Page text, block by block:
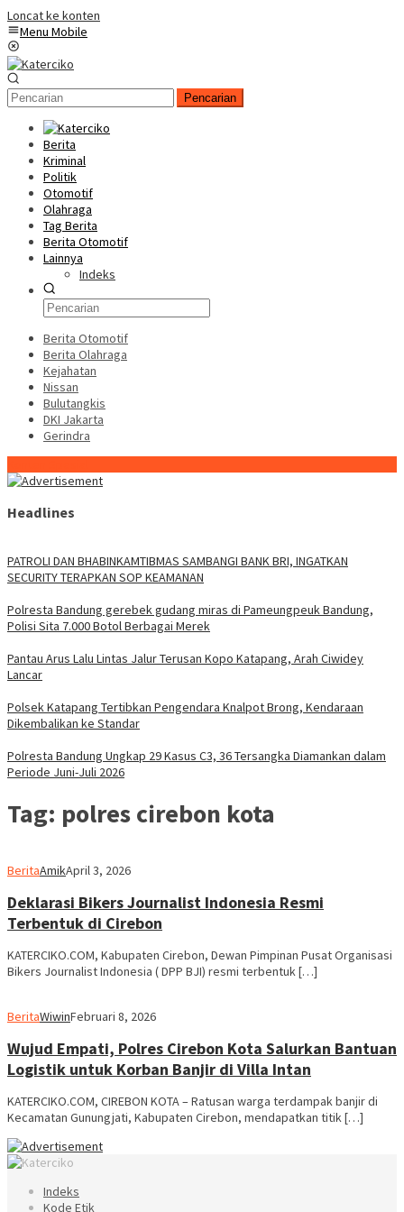
Loncat ke konten
Menu Mobile
Pencarian
Berita
Kriminal
Politik
Otomotif
Olahraga
Tag Berita
Berita Otomotif
Lainnya
Indeks
Berita Otomotif
Berita Olahraga
Kejahatan
Nissan
Bulutangkis
DKI Jakarta
Gerindra
Headlines
‎PATROLI DAN BHABINKAMTIBMAS SAMBANGI BANK BRI, INGATKAN
SECURITY TERAPKAN SOP KEAMANAN
Polresta Bandung gerebek gudang miras di Pameungpeuk Bandung,
Polisi Sita 7.000 Botol Berbagai Merek
Pantau Arus Lalu Lintas Jalur Terusan Kopo Katapang, Arah Ciwidey
Lancar
Polsek Katapang Tertibkan Pengendara Knalpot Brong, Kendaraan
Dikembalikan ke Standar
Polresta Bandung Ungkap 29 Kasus C3, 36 Tersangka Diamankan dalam
Periode Juni-Juli 2026
Tag: polres cirebon kota
BeritaAmikApril 3, 2026
Deklarasi Bikers Journalist Indonesia Resmi
Terbentuk di Cirebon
KATERCIKO.COM, Kabupaten Cirebon, Dewan Pimpinan Pusat Organisasi
Bikers Journalist Indonesia ( DPP BJI) resmi terbentuk […]
BeritaWiwinFebruari 8, 2026
Wujud Empati, Polres Cirebon Kota Salurkan Bantuan
Logistik untuk Korban Banjir di Villa Intan
KATERCIKO.COM, CIREBON KOTA – Ratusan warga terdampak banjir di
Kecamatan Gunungjati, Kabupaten Cirebon, mendapatkan titik […]
Indeks
Kode Etik